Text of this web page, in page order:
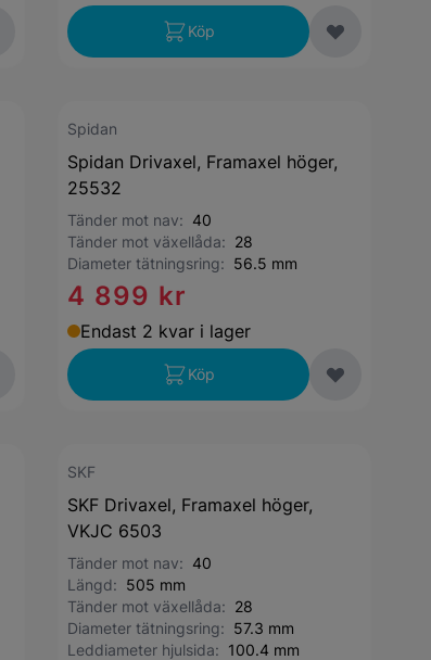
Köp
Spidan
Spidan Drivaxel, Framaxel höger,
25532
Tänder mot nav: 40
Tänder mot växellåda: 28
Diameter tätningsring: 56.5 mm
4 899 kr
Endast 2 kvar i lager
Köp
SKF
SKF Drivaxel, Framaxel höger,
VKJC 6503
Tänder mot nav: 40
Längd: 505 mm
Tänder mot växellåda: 28
Diameter tätningsring: 57.3 mm
Leddiameter hjulsida: 100.4 mm